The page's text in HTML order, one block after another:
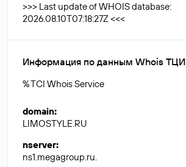
>>> Last update of WHOIS database:
2026.08.10T07:18:27Z <<<
Информация по данным Whois ТЦИ
% TCI Whois Service
domain:
LIMOSTYLE.RU
nserver:
ns1.megagroup.ru.